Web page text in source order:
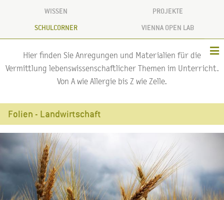
WISSEN PROJEKTE
SCHULCORNER VIENNA OPEN LAB
Hier finden Sie Anregungen und Materialien für die
Vermittlung lebenswissenschaftlicher Themen im Unterricht.
Von A wie Allergie bis Z wie Zelle.
Folien - Landwirtschaft